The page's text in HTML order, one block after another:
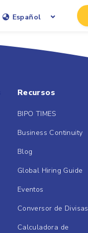
Español
Recursos
BIPO TIMES
Business Continuity
Blog
Global Hiring Guide
Eventos
Conversor de Divisas
Calculadora de